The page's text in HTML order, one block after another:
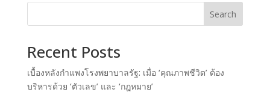
Search
Recent Posts
เบื้องหลังกำแพงโรงพยาบาลรัฐ: เมื่อ ‘คุณภาพชีวิต’ ต้อง
บริหารด้วย ‘ตัวเลข’ และ ‘กฎหมาย’